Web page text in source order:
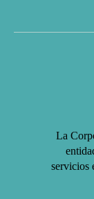
La
servicios